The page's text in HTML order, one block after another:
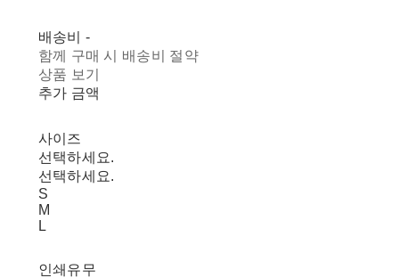
배송비 -
함께 구매 시 배송비 절약
상품 보기
추가 금액
사이즈
선택하세요.
선택하세요.
S
M
L
인쇄유무